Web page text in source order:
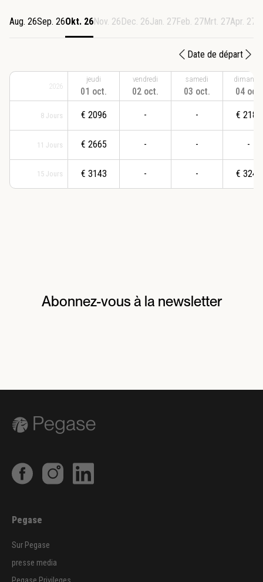
Aug. 26Sep. 26Okt. 26Nov. 26 Dec. 26Jan. 27Feb. 27Mrt. 27Apr. 27
Date de départ
2026
8 Jours
11 Jours
15 Jours
jeudi
01 oct.
€ 2096
€ 2665
€ 3143
vendredi
02 oct.
-
-
-
samedi
03 oct.
-
-
-
04 oct.
€ 2181
-
€ 3240
Abonnez-vous à la newsletter
Pegase
Sur Pegase
presse media